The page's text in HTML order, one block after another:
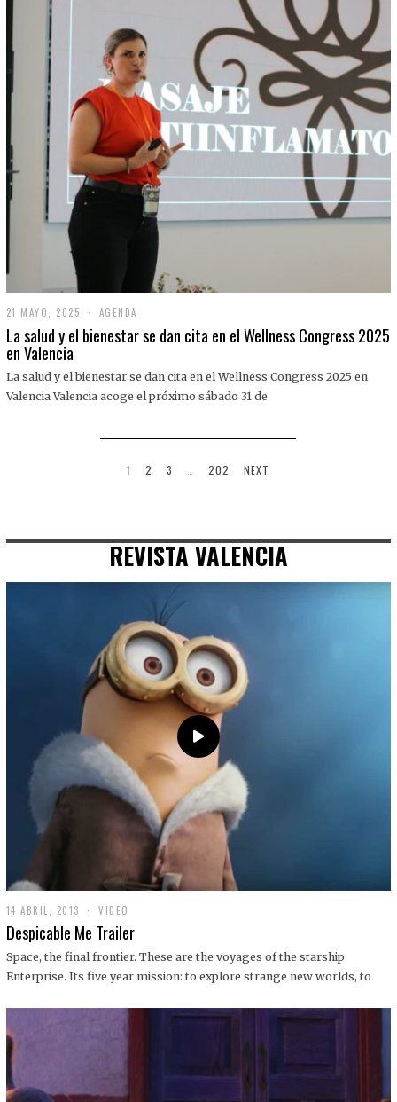
21 MAYO, 2025
1
M
O
,
AGENDA
La salud y el bienestar se dan cita en el Wellness Congress 2025
en Valencia
La salud y el bienestar se dan cita en el Wellness Congress 2025 en
Valencia Valencia acoge el próximo sábado 31 de
1 2 3 202 NEXT
REVISTA VALENCIA
14 ABRIL, 2013
9
D
C
I
1
VIDEO
Despicable Me Trailer
Space, the final frontier. These are the voyages of the starship
Enterprise. Its five year mission: to explore strange new worlds, to